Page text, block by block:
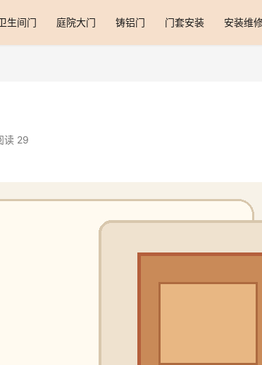
生间门 庭院大门 铸铝门 门套安装 安装维
读 29